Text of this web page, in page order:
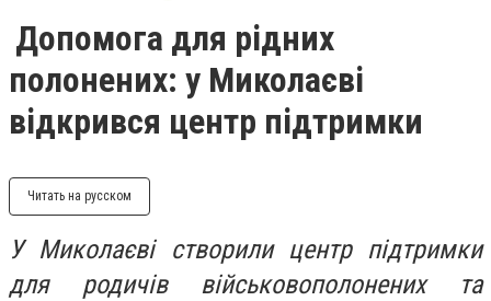
Допомога для рідних
полонених: у Миколаєві
відкрився центр підтримки
Читать на русском
У Миколаєві створили центр підтримки
для родичів військовополонених
та